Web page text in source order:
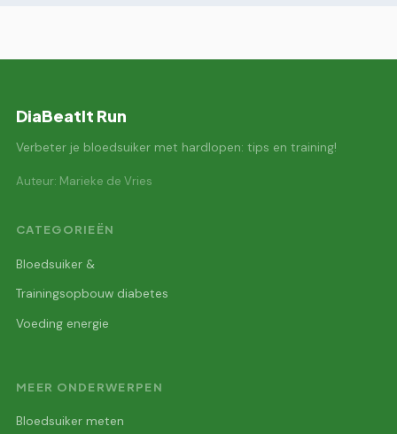
DiaBeatIt Run
Verbeter je bloedsuiker met hardlopen: tips en training!
Auteur: Marieke de Vries
CATEGORIEËN
Bloedsuiker &
Trainingsopbouw diabetes
Voeding energie
MEER ONDERWERPEN
Bloedsuiker meten